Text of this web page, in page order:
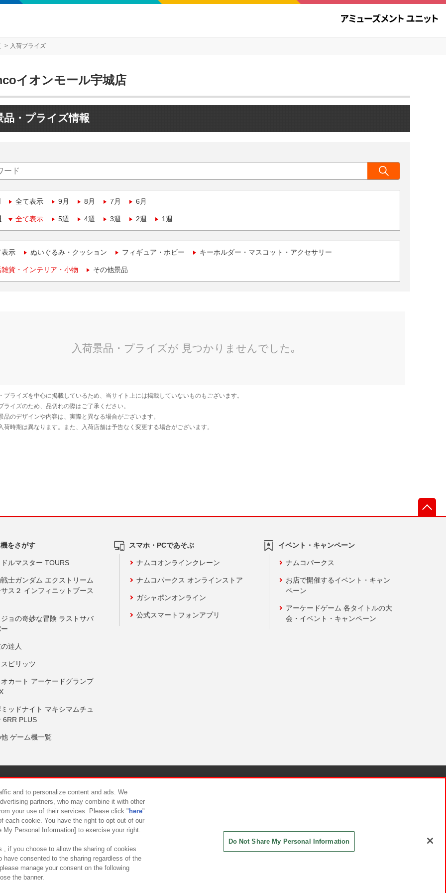
入荷プライズ
イオンモール宇城店
品・プライズ情報
全て表示 9月 8月 7月 6月
全て表示 5週 4週 3週 2週 1週
表示 ぬいぐるみ・クッション フィギュア・ホビー キーホルダー・マスコット・アクセサリー
貨・インテリア・小物 その他景品
をさがす
ルマスター TOURS
士ガンダム エクストリーム
ス２ インフィニットブース
ョの奇妙な冒険 ラストサバ
達人
ピリッツ
カート アーケードグランプ
ッドナイト マキシマムチュ
6RR PLUS
ゲーム機一覧
スマホ・PCであそぶ
ナムコオンラインクレーン
ナムコパークス オンラインストア
ガシャポンオンライン
公式スマートフォンアプリ
イベント・キャンペーン
ナムコパークス
お店で開催するイベント・キャン
ペーン
アーケードゲーム 各タイトルの大
会・イベント・キャンペーン
について カスタマーハラスメント対応方針
and to personalize content and ads. We
partners, who may combine it with other
your use of their services. Please click " here"
each cookie. You have the right to opt out of our
Personal Information] to exercise your right.
, if you choose to allow the sharing of cookies
have consented to the sharing regardless of the
manage your consent on the following
the banner.
Do Not Share My Personal Information